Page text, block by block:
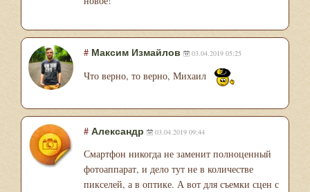
# Максим Измайлов 03.04.2019 05:25
Что верно, то верно, Михаил
# Александр 03.04.2019 09:44
Смартфон никогда не заменит полноценный
фотоаппарат, и дело тут не в количестве
пикселей, а в оптике. А вот для съемки сцен с